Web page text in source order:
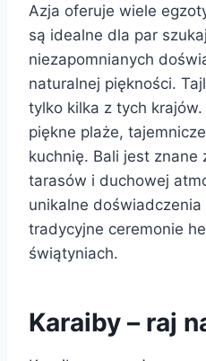
Azja oferuje wiele
są idealne dla par
niezapomnianych
naturalnej piękności.
tylko kilka z tych
piękne plaże,
kuchnię. Bali jest znane
tarasów i duchowej
unikalne
tradycyjne ceremonie
świątyniach.
Karaiby – raj